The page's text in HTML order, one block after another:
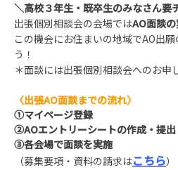
＼高校３年生・既卒生のみなさん要
出張個別相談会の会場ではAO面談
この機会にお住まいの地域でAO出
う！
＊面談には出張個別相談会へのお申
〈出張AO面談までの流れ〉
①マイページ登録
②AOエントリーシートの作成・提出
③各会場で面談を実施
（募集要項・資料の請求はこちら）